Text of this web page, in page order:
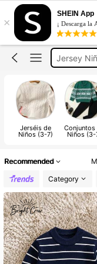
×
SHEIN App
¡ Descarga la
Jersey
Sudadera
Jersey
Ropa Niño
Jersey
Jerséis de
Niños (3-7)
Conjuntos
Niños (3-
Recommended
Category